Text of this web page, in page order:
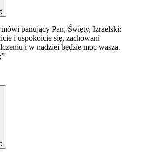
panujący Pan, Święty, Izraelski:
i uspokoicie się, zachowani
i w nadziei będzie moc wasza.
”